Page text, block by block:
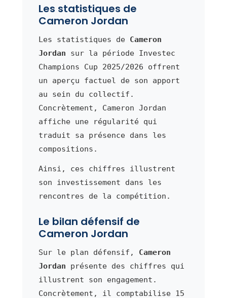
Les statistiques de
Cameron Jordan
Les statistiques de Cameron
Jordan sur la période Investec
Champions Cup 2025/2026 offrent
un aperçu factuel de son apport
au sein du collectif.
Concrètement, Cameron Jordan
affiche une régularité qui
traduit sa présence dans les
compositions.
Ainsi, ces chiffres illustrent
son investissement dans les
rencontres de la compétition.
Le bilan défensif de
Cameron Jordan
Sur le plan défensif, Cameron
Jordan présente des chiffres qui
illustrent son engagement.
Concrètement, il comptabilise 15